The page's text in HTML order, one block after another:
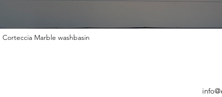
Corteccia Marble washbasin